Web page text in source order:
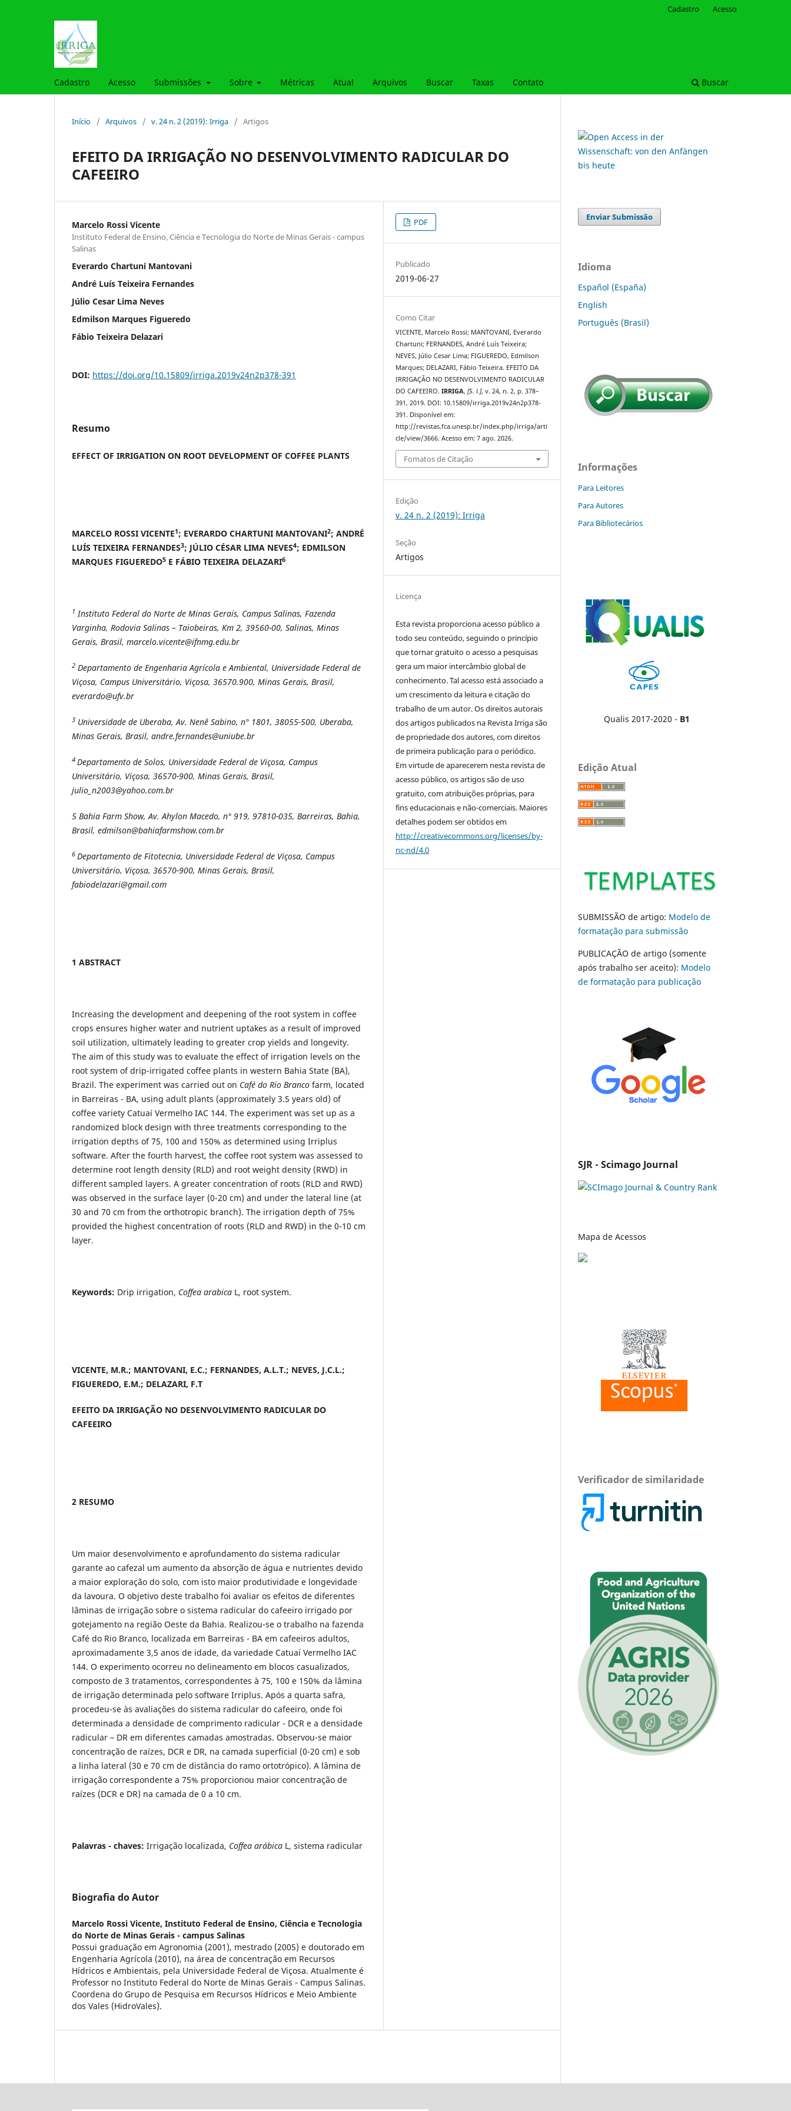
Cadastro Acesso Submissões Sobre Métricas Atual Arquivos Buscar Taxas Contato Buscar
Cadastro Acesso
Início / Arquivos / v. 24 n. 2 (2019): Irriga / Artigos
EFEITO DA IRRIGAÇÃO NO DESENVOLVIMENTO RADICULAR DO
CAFEEIRO
Marcelo Rossi Vicente
Instituto Federal de Ensino, Ciência e Tecnologia do Norte de Minas Gerais - campus
Salinas
Everardo Chartuni Mantovani
André Luís Teixeira Fernandes
Júlio Cesar Lima Neves
Edmilson Marques Figueredo
Fábio Teixeira Delazari
DOI: https://doi.org/10.15809/irriga.2019v24n2p378-391
Resumo
EFFECT OF IRRIGATION ON ROOT DEVELOPMENT OF COFFEE PLANTS
MARCELO ROSSI VICENTE1; EVERARDO CHARTUNI MANTOVANI2; ANDRÉ
LUÍS TEIXEIRA FERNANDES3; JÚLIO CÉSAR LIMA NEVES4; EDMILSON
MARQUES FIGUEREDO5 E FÁBIO TEIXEIRA DELAZARI6
1 Instituto Federal do Norte de Minas Gerais, Campus Salinas, Fazenda
Varginha, Rodovia Salinas – Taiobeiras, Km 2, 39560-00, Salinas, Minas
Gerais, Brasil, marcelo.vicente@ifnmg.edu.br
2 Departamento de Engenharia Agrícola e Ambiental, Universidade Federal de
Viçosa, Campus Universitário, Viçosa, 36570.900, Minas Gerais, Brasil,
everardo@ufv.br
3 Universidade de Uberaba, Av. Nenê Sabino, n° 1801, 38055-500, Uberaba,
Minas Gerais, Brasil, andre.fernandes@uniube.br
4 Departamento de Solos, Universidade Federal de Viçosa, Campus
Universitário, Viçosa, 36570-900, Minas Gerais, Brasil,
julio_n2003@yahoo.com.br
5 Bahia Farm Show, Av. Ahylon Macedo, n° 919, 97810-035, Barreiras, Bahia,
Brasil, edmilson@bahiafarmshow.com.br
6 Departamento de Fitotecnia, Universidade Federal de Viçosa, Campus
Universitário, Viçosa, 36570-900, Minas Gerais, Brasil,
fabiodelazari@gmail.com
1 ABSTRACT
Increasing the development and deepening of the root system in coffee
crops ensures higher water and nutrient uptakes as a result of improved
soil utilization, ultimately leading to greater crop yields and longevity.
The aim of this study was to evaluate the effect of irrigation levels on the
root system of drip-irrigated coffee plants in western Bahia State (BA),
Brazil. The experiment was carried out on Café do Rio Branco farm, located
in Barreiras - BA, using adult plants (approximately 3.5 years old) of
coffee variety Catuaí Vermelho IAC 144. The experiment was set up as a
randomized block design with three treatments corresponding to the
irrigation depths of 75, 100 and 150% as determined using Irriplus
software. After the fourth harvest, the coffee root system was assessed to
determine root length density (RLD) and root weight density (RWD) in
different sampled layers. A greater concentration of roots (RLD and RWD)
was observed in the surface layer (0-20 cm) and under the lateral line (at
30 and 70 cm from the orthotropic branch). The irrigation depth of 75%
provided the highest concentration of roots (RLD and RWD) in the 0-10 cm
layer.
Keywords: Drip irrigation, Coffea arabica L, root system.
VICENTE, M.R.; MANTOVANI, E.C.; FERNANDES, A.L.T.; NEVES, J.C.L.;
FIGUEREDO, E.M.; DELAZARI, F.T
EFEITO DA IRRIGAÇÃO NO DESENVOLVIMENTO RADICULAR DO
CAFEEIRO
2 RESUMO
Um maior desenvolvimento e aprofundamento do sistema radicular
garante ao cafezal um aumento da absorção de água e nutrientes devido
a maior exploração do solo, com isto maior produtividade e longevidade
da lavoura. O objetivo deste trabalho foi avaliar os efeitos de diferentes
lâminas de irrigação sobre o sistema radicular do cafeeiro irrigado por
gotejamento na região Oeste da Bahia. Realizou-se o trabalho na fazenda
Café do Rio Branco, localizada em Barreiras - BA em cafeeiros adultos,
aproximadamente 3,5 anos de idade, da variedade Catuaí Vermelho IAC
144. O experimento ocorreu no delineamento em blocos casualizados,
composto de 3 tratamentos, correspondentes à 75, 100 e 150% da lâmina
de irrigação determinada pelo software Irriplus. Após a quarta safra,
procedeu-se às avaliações do sistema radicular do cafeeiro, onde foi
determinada a densidade de comprimento radicular - DCR e a densidade
radicular – DR em diferentes camadas amostradas. Observou-se maior
concentração de raízes, DCR e DR, na camada superficial (0-20 cm) e sob
a linha lateral (30 e 70 cm de distância do ramo ortotrópico). A lâmina de
irrigação correspondente a 75% proporcionou maior concentração de
raízes (DCR e DR) na camada de 0 a 10 cm.
Palavras - chaves: Irrigação localizada, Coffea arábica L, sistema radicular
Biografia do Autor
Marcelo Rossi Vicente, Instituto Federal de Ensino, Ciência e Tecnologia
do Norte de Minas Gerais - campus Salinas
Possui graduação em Agronomia (2001), mestrado (2005) e doutorado em
Engenharia Agrícola (2010), na área de concentração em Recursos
Hídricos e Ambientais, pela Universidade Federal de Viçosa. Atualmente é
Professor no Instituto Federal do Norte de Minas Gerais - Campus Salinas.
Coordena do Grupo de Pesquisa em Recursos Hídricos e Meio Ambiente
dos Vales (HidroVales).
PDF
Publicado
2019-06-27
Como Citar
VICENTE, Marcelo Rossi; MANTOVANI, Everardo
Chartuni; FERNANDES, André Luís Teixeira;
NEVES, Júlio Cesar Lima; FIGUEREDO, Edmilson
Marques; DELAZARI, Fábio Teixeira. EFEITO DA
IRRIGAÇÃO NO DESENVOLVIMENTO RADICULAR
DO CAFEEIRO.IRRIGA,[S. l.], v. 24, n. 2, p. 378–
391, 2019. DOI: 10.15809/irriga.2019v24n2p378-
391. Disponível em:
http://revistas.fca.unesp.br/index.php/irriga/arti
cle/view/3666. Acesso em: 7 ago. 2026.
Fomatos de Citação
Edição
v. 24 n. 2 (2019): Irriga
Seção
Artigos
Licença
Esta revista proporciona acesso público a
todo seu conteúdo, seguindo o princípio
que tornar gratuito o acesso a pesquisas
gera um maior intercâmbio global de
conhecimento. Tal acesso está associado a
um crescimento da leitura e citação do
trabalho de um autor. Os direitos autorais
dos artigos publicados na Revista Irriga são
de propriedade dos autores, com direitos
de primeira publicação para o periódico.
Em virtude de aparecerem nesta revista de
acesso público, os artigos são de uso
gratuito, com atribuições próprias, para
fins educacionais e não-comerciais. Maiores
detalhes podem ser obtidos em
http://creativecommons.org/licenses/by-
nc-nd/4.0
Enviar Submissão
Idioma
Español (España)
English
Português (Brasil)
Informações
Para Leitores
Para Autores
Para Bibliotecários
Qualis 2017-2020 - B1
Edição Atual
SUBMISSÃO de artigo: Modelo de
formatação para submissão
PUBLICAÇÃO de artigo (somente
após trabalho ser aceito): Modelo
de formatação para publicação
SJR - Scimago Journal
Mapa de Acessos
Verificador de similaridade